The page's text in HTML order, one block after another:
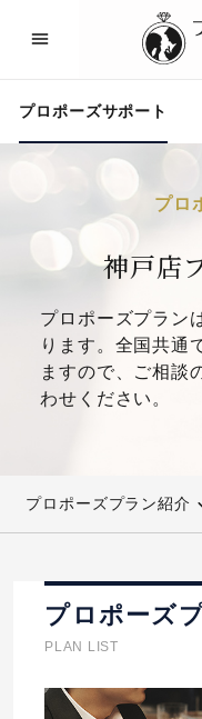
プロポーズサポート
プロ
神戸店
プロポーズプラン
ります。全国共通
ますので、ご相談
わせください。
プロポーズプラン紹介
プロポーズ
PLAN LIST
プロポーズサポー
プロポーズ知恵袋
プロポーズサポ
スペシャルプロ
プロポーズアイ
プロポーズ知恵袋
アイプリモについ